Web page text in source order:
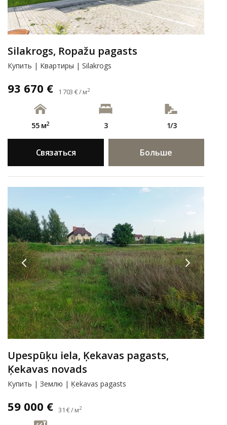
Silakrogs, Ropažu pagasts
Купить | Kвартиры | Silakrogs
93 670 € 1 703 € / м2
55 м2 3 1/3
Связаться Больше
Upespūķu iela, Ķekavas pagasts,
Ķekavas novads
Купить | Землю | Ķekavas pagasts
59 000 € 31 € / м2